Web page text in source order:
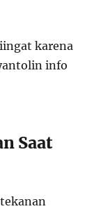
karena
info
Saat